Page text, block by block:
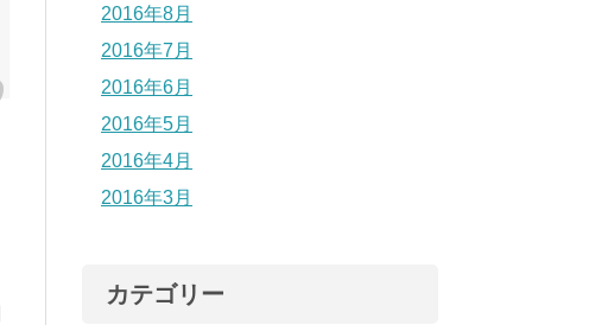
2016年8月
2016年7月
2016年6月
2016年5月
2016年4月
2016年3月
カテゴリー